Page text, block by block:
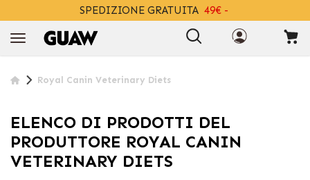
SPEDIZIONE GRATUITA 49€ -
Royal Canin Veterinary Diets
ELENCO DI PRODOTTI DEL
PRODUTTORE ROYAL CANIN
VETERINARY DIETS